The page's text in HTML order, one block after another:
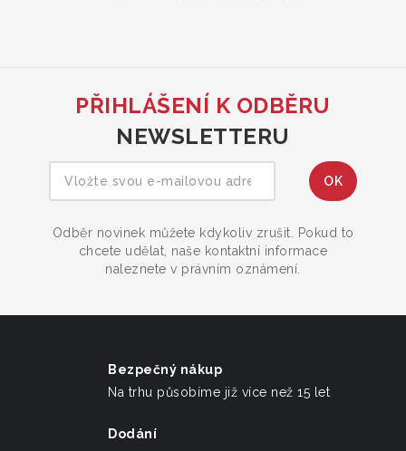
PŘIHLÁŠENÍ K ODBĚRU
NEWSLETTERU
Odběr novinek můžete kdykoliv zrušit. Pokud to
chcete udělat, naše kontaktní informace
naleznete v právním oznámení.
Bezpečný nákup
Na trhu působíme již více než 15 let
Dodání